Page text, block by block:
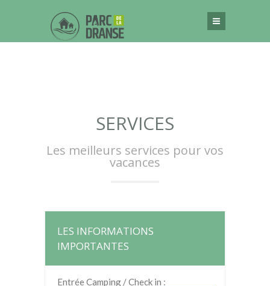
SERVICES
Les meilleurs services pour vos
vacances
LES INFORMATIONS
IMPORTANTES
Entrée Camping / Check in :